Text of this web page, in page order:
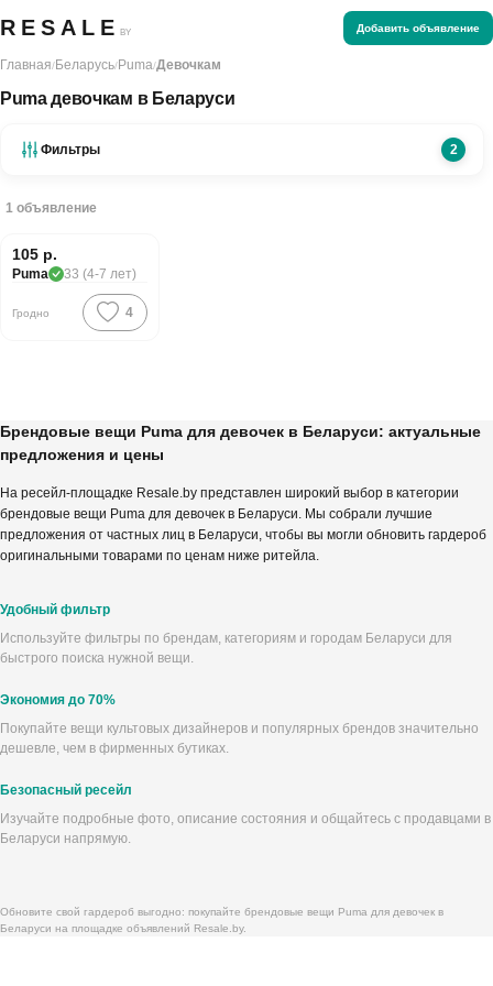
RESALE BY Добавить объявление
Главная/Беларусь/Puma/Девочкам
Puma девочкам в Беларуси
Фильтры 2
1 объявление
105 р.
Puma 33 (4-7 лет)
Гродно 4
Брендовые вещи Puma для девочек в Беларуси: актуальные
предложения и цены
На ресейл-площадке Resale.by представлен широкий выбор в категории
брендовые вещи Puma для девочек в Беларуси. Мы собрали лучшие
предложения от частных лиц в Беларуси, чтобы вы могли обновить гардероб
оригинальными товарами по ценам ниже ритейла.
Удобный фильтр
Используйте фильтры по брендам, категориям и городам Беларуси для
быстрого поиска нужной вещи.
Экономия до 70%
Покупайте вещи культовых дизайнеров и популярных брендов значительно
дешевле, чем в фирменных бутиках.
Безопасный ресейл
Изучайте подробные фото, описание состояния и общайтесь с продавцами в
Беларуси напрямую.
Обновите свой гардероб выгодно: покупайте брендовые вещи Puma для девочек в
Беларуси на площадке объявлений Resale.by.